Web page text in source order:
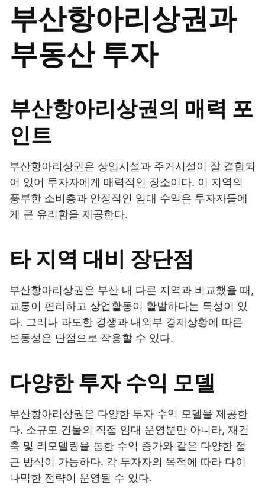
부산항아리상권과
부동산 투자
부산항아리상권의 매력 포
인트
부산항아리상권은 상업시설과 주거시설이 잘 결합되
어 있어 투자자에게 매력적인 장소이다. 이 지역의
풍부한 소비층과 안정적인 임대 수익은 투자자들에
게 큰 유리함을 제공한다.
타 지역 대비 장단점
부산항아리상권은 부산 내 다른 지역과 비교했을 때,
교통이 편리하고 상업활동이 활발하다는 특성이 있
다. 그러나 과도한 경쟁과 내외부 경제상황에 따른
변동성은 단점으로 작용할 수 있다.
다양한 투자 수익 모델
부산항아리상권은 다양한 투자 수익 모델을 제공한
다. 소규모 건물의 직접 임대 운영뿐만 아니라, 재건
축 및 리모델링을 통한 수익 증가와 같은 다양한 접
근 방식이 가능하다. 각 투자자의 목적에 따라 다이
나믹한 전략이 운영될 수 있다.